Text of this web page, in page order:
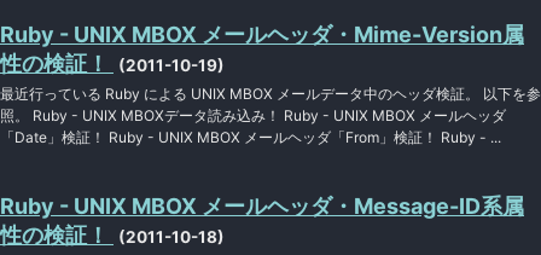
Ruby - UNIX MBOX メールヘッダ・Mime-Version属
性の検証！
(2011-10-19)
最近行っている Ruby による UNIX MBOX メールデータ中のヘッダ検証。 以下を参
照。 Ruby - UNIX MBOXデータ読み込み！ Ruby - UNIX MBOX メールヘッダ
「Date」検証！ Ruby - UNIX MBOX メールヘッダ「From」検証！ Ruby - ...
Ruby - UNIX MBOX メールヘッダ・Message-ID系属
性の検証！
(2011-10-18)